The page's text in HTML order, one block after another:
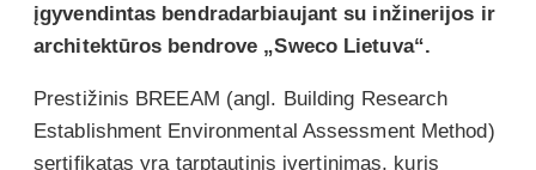
įgyvendintas bendradarbiaujant su inžinerijos ir
architektūros bendrove „Sweco Lietuva“.
Prestižinis BREEAM (angl. Building Research
Establishment Environmental Assessment Method)
sertifikatas yra tarptautinis įvertinimas, kuris